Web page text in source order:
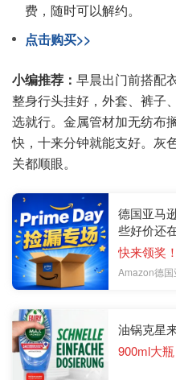
费，随时可以解约。
点击购买>>
小编推荐： 早晨出门前搭配
整身行头挂好，外套、裤子
选就行。金属管材加无纺布
快，十来分钟就能支好。灰
关都顺眼。
德国亚马
些好价还
快来领奖
Amazon德国
油锅克星
900ml大